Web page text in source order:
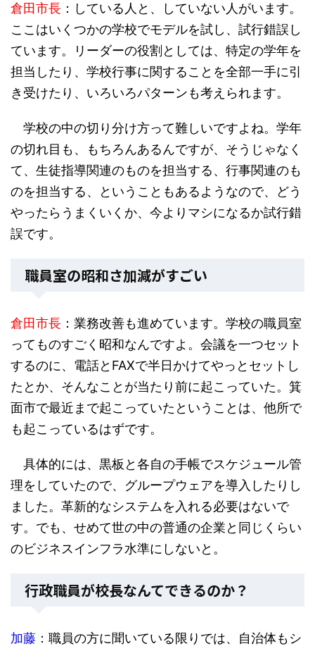
倉田市長 ：している人と、していない人がいます。
ここはいくつかの学校でモデルを試し、試行錯誤し
ています。リーダーの役割としては、特定の学年を
担当したり、学校行事に関することを全部一手に引
き受けたり、いろいろパターンも考えられます。
学校の中の切り分け方って難しいですよね。学年
の切れ目も、もちろんあるんですが、そうじゃなく
て、生徒指導関連のものを担当する、行事関連のも
のを担当する、ということもあるようなので、どう
やったらうまくいくか、今よりマシになるか試行錯
誤です。
職員室の昭和さ加減がすごい
倉田市長 ：業務改善も進めています。学校の職員室
ってものすごく昭和なんですよ。会議を一つセット
するのに、電話とFAXで半日かけてやっとセットし
たとか、そんなことが当たり前に起こっていた。箕
面市で最近まで起こっていたということは、他所で
も起こっているはずです。
具体的には、黒板と各自の手帳でスケジュール管
理をしていたので、グループウェアを導入したりし
ました。革新的なシステムを入れる必要はないで
す。でも、せめて世の中の普通の企業と同じくらい
のビジネスインフラ水準にしないと。
行政職員が校長なんてできるのか？
加藤 ：職員の方に聞いている限りでは、自治体もシ